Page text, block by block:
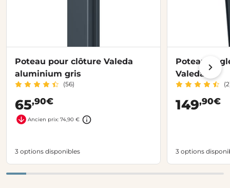
Poteau pour clôture Valeda
aluminium gris
(56)
65,90€
Ancien prix: 74,90 €
3 options disponibles
Poteau
Valeda
149,90€
3 options